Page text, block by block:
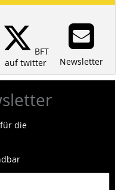
BFT
auf twitter
Newsletter
die